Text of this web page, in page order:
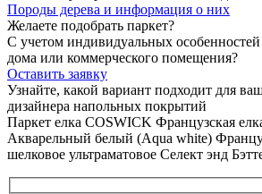
Породы дерева и информация о них
Желаете подобрать паркет?
С учетом индивидуальных
дома или коммерческого помещения?
Оставить заявку
Узнайте, какой вариант подходит для
дизайнера напольных покрытий
Паркет елка COSWICK Французская
Акварельный белый (Aqua white)
шелковое ультраматовое Селект энд